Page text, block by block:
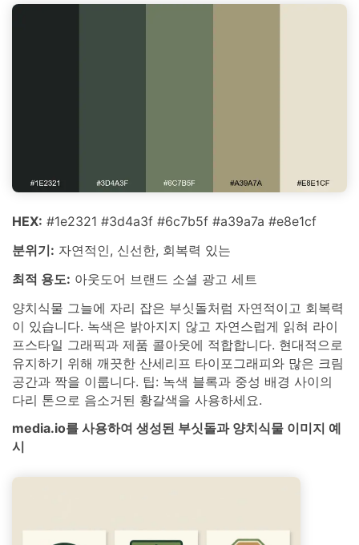
HEX: #1e2321 #3d4a3f #6c7b5f #a39a7a #e8e1cf
분위기: 자연적인, 신선한, 회복력 있는
최적 용도: 아웃도어 브랜드 소셜 광고 세트
양치식물 그늘에 자리 잡은 부싯돌처럼 자연적이고 회복력
이 있습니다. 녹색은 밝아지지 않고 자연스럽게 읽혀 라이
프스타일 그래픽과 제품 콜아웃에 적합합니다. 현대적으로
유지하기 위해 깨끗한 산세리프 타이포그래피와 많은 크림
공간과 짝을 이룹니다. 팁: 녹색 블록과 중성 배경 사이의
다리 톤으로 음소거된 황갈색을 사용하세요.
media.io를 사용하여 생성된 부싯돌과 양치식물 이미지 예
시